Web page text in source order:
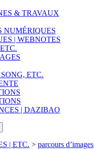
& TRAVAUX
NUMÉRIQUES
| WEBNOTES
ETC.
| DAZIBAO
| ETC. > parcours d’images